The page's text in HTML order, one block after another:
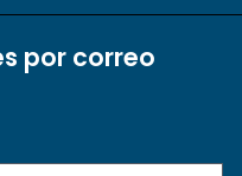
por correo